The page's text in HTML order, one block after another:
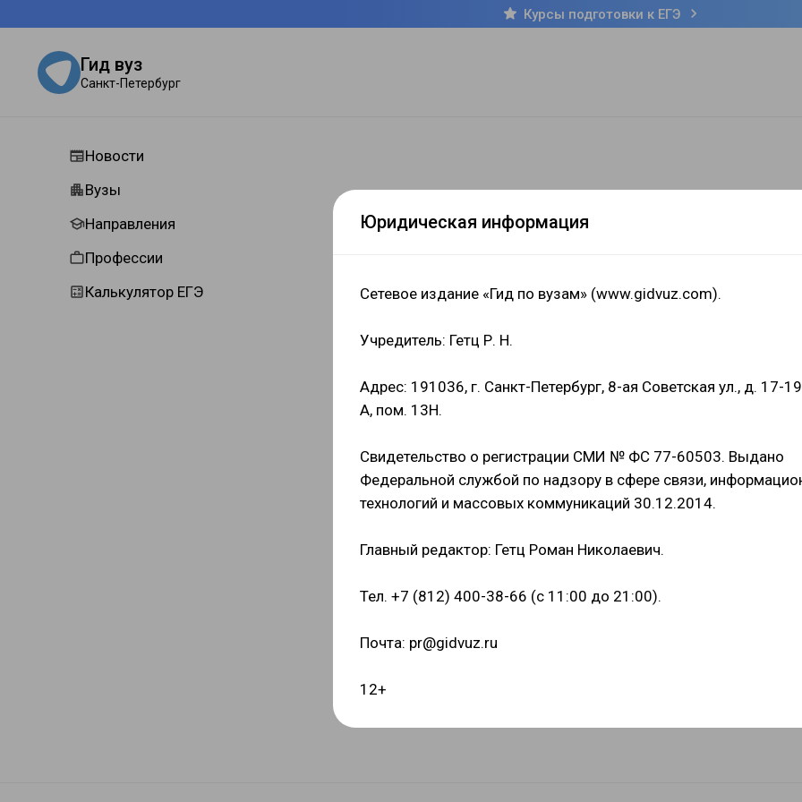
Курсы подготовки к ЕГЭ
Гид вуз
Санкт-Петербург
Новости
Вузы
Направления
Профессии
Калькулятор ЕГЭ
Юридическая информация
Сетевое издание «Гид по вузам» (www.gidvuz.com).
Учредитель: Гетц Р. Н.
Адрес: 191036, г. Санкт-Петербург, 8-ая Советская ул., д. 17-
А, пом. 13Н.
Свидетельство о регистрации СМИ № ФС 77-60503. Выдано
Федеральной службой по надзору в сфере связи,
технологий и массовых коммуникаций 30.12.2014.
Главный редактор: Гетц Роман Николаевич.
Тел. +7 (812) 400-38-66 (с 11:00 до 21:00).
Почта: pr@gidvuz.ru
12+